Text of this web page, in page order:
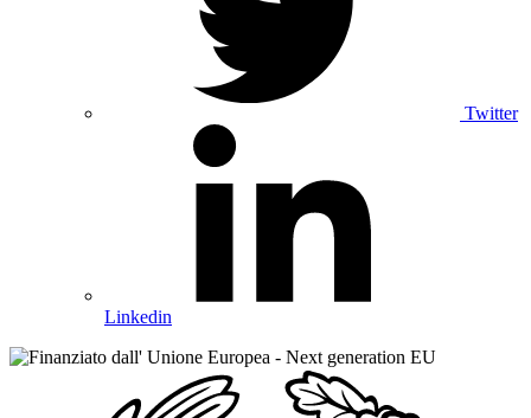
Twitter
Linkedin